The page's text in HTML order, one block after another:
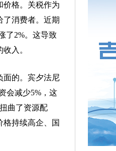
格。关税作为
了消费者。近期
了2%。这导致
入。
的。宾夕法尼
会减少5%，这
曲了资源配
格持续高企、国